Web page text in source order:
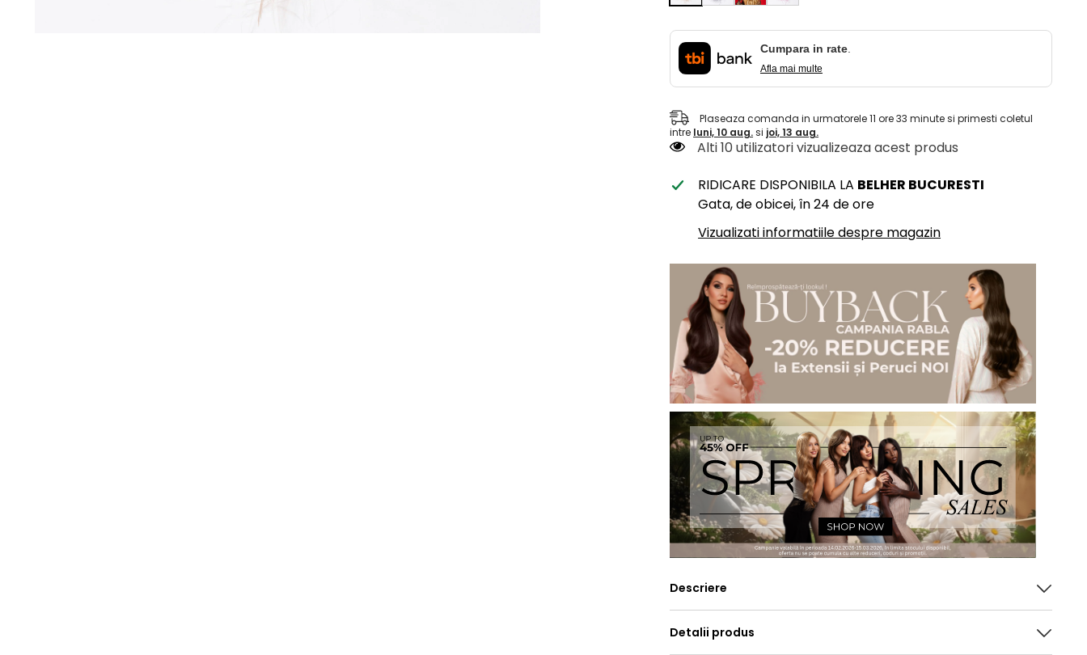
Cumpara in rate.
Afla mai multe
Plaseaza comanda in urmatorele11 ore33 minutesi primesti coletul
intre luni, 10 aug.si joi, 13 aug.
Alti 10 utilizatori vizualizeaza acest produs
RIDICARE DISPONIBILA LA BELHER BUCURESTI
Gata, de obicei, în 24 de ore
Vizualizati informatiile despre magazin
Descriere
Detalii produs